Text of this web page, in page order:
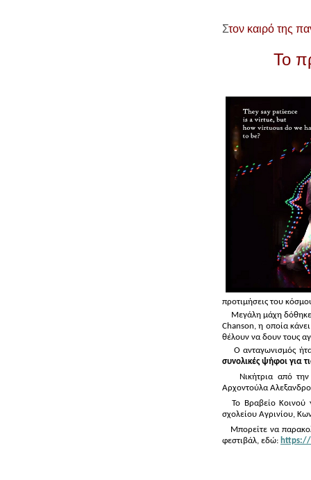
Στον καιρό της
To
προτιμήσεις του
Μεγάλη μάχη δόθηκε
Chanson , η οποία
θέλουν να δουν τους
Ο ανταγωνισμός
συνολικές ψήφοι για
Νικήτρια από
Αρχοντούλα
Το Βραβείο Κοινού
σχολείου Αγρινίου,
Mπορείτε να
φεστιβάλ, εδώ: https://